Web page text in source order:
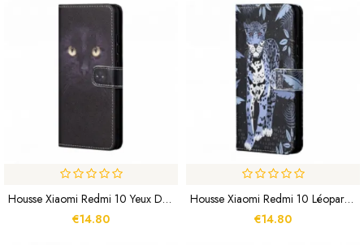
Housse Xiaomi Redmi 10 Yeux De Chat Noir À Lanière
€14.80
Housse Xiaomi Redmi 10 Léopard À Lanière
€14.80